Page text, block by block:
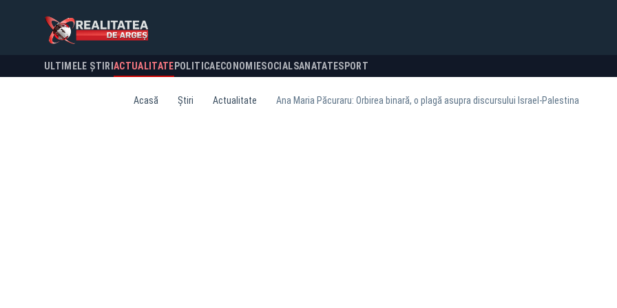
ULTIMELE ȘTIRI ACTUALITATE POLITICA ECONOMIESOCIALSANATATESPORT
Acasă Știri Actualitate Ana Maria Păcuraru: Orbirea binară, o plagă asupra discursului Israel-Palestina